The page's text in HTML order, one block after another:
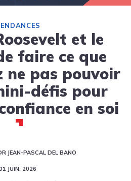
et le
faire ce que
ne pas pouvoir
défis pour
en soi
JEAN-PASCAL DEL BANO
JUIN. 2026